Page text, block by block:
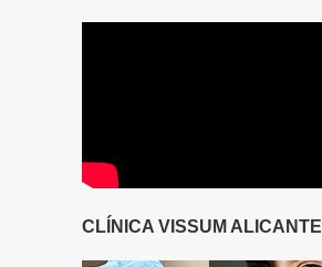
CLÍNICA VISSUM ALICANTE